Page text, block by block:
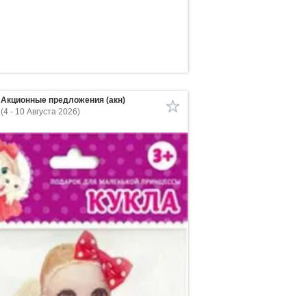
Акционные предложения (акн)
(4 - 10 Августа 2026)